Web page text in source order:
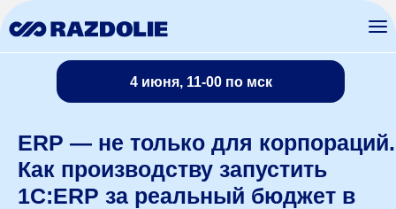
26 февраля 2025 года, 11:00
ERP — не только для корпораций.
Как производству запустить
1С:ERP за реальный бюджет в
4 июня, 11-00 по мск